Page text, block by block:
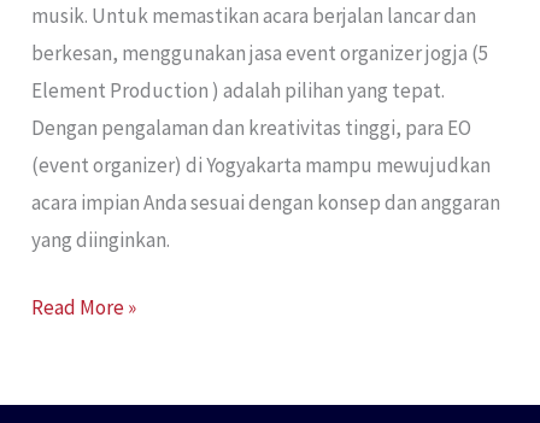
musik. Untuk memastikan acara berjalan lancar dan
berkesan, menggunakan jasa event organizer jogja (5
Element Production ) adalah pilihan yang tepat.
Dengan pengalaman dan kreativitas tinggi, para EO
(event organizer) di Yogyakarta mampu mewujudkan
acara impian Anda sesuai dengan konsep dan anggaran
yang diinginkan.
Read More »